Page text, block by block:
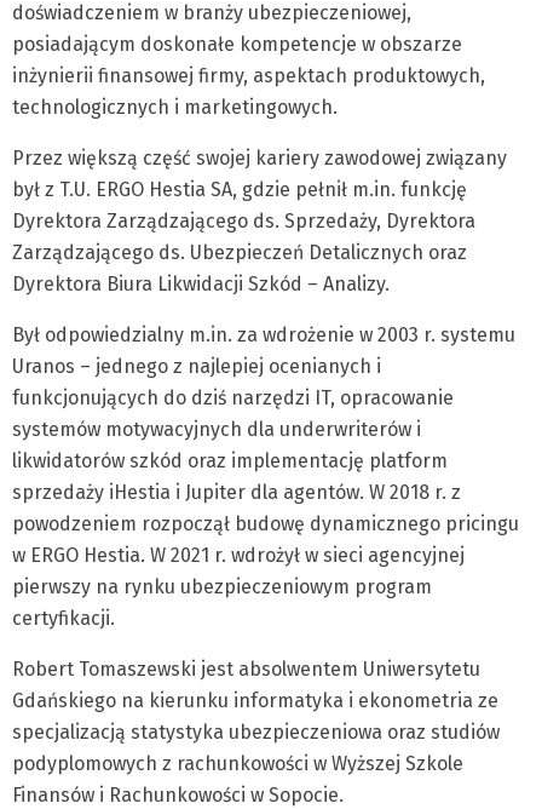
doświadczeniem w branży ubezpieczeniowej,
posiadającym doskonałe kompetencje w obszarze
inżynierii finansowej firmy, aspektach produktowych,
technologicznych i marketingowych.
Przez większą część swojej kariery zawodowej związany
był z T.U. ERGO Hestia SA, gdzie pełnił m.in. funkcję
Dyrektora Zarządzającego ds. Sprzedaży, Dyrektora
Zarządzającego ds. Ubezpieczeń Detalicznych oraz
Dyrektora Biura Likwidacji Szkód – Analizy.
Był odpowiedzialny m.in. za wdrożenie w 2003 r. systemu
Uranos – jednego z najlepiej ocenianych i
funkcjonujących do dziś narzędzi IT, opracowanie
systemów motywacyjnych dla underwriterów i
likwidatorów szkód oraz implementację platform
sprzedaży iHestia i Jupiter dla agentów. W 2018 r. z
powodzeniem rozpoczął budowę dynamicznego pricingu
w ERGO Hestia. W 2021 r. wdrożył w sieci agencyjnej
pierwszy na rynku ubezpieczeniowym program
certyfikacji.
Robert Tomaszewski jest absolwentem Uniwersytetu
Gdańskiego na kierunku informatyka i ekonometria ze
specjalizacją statystyka ubezpieczeniowa oraz studiów
podyplomowych z rachunkowości w Wyższej Szkole
Finansów i Rachunkowości w Sopocie.